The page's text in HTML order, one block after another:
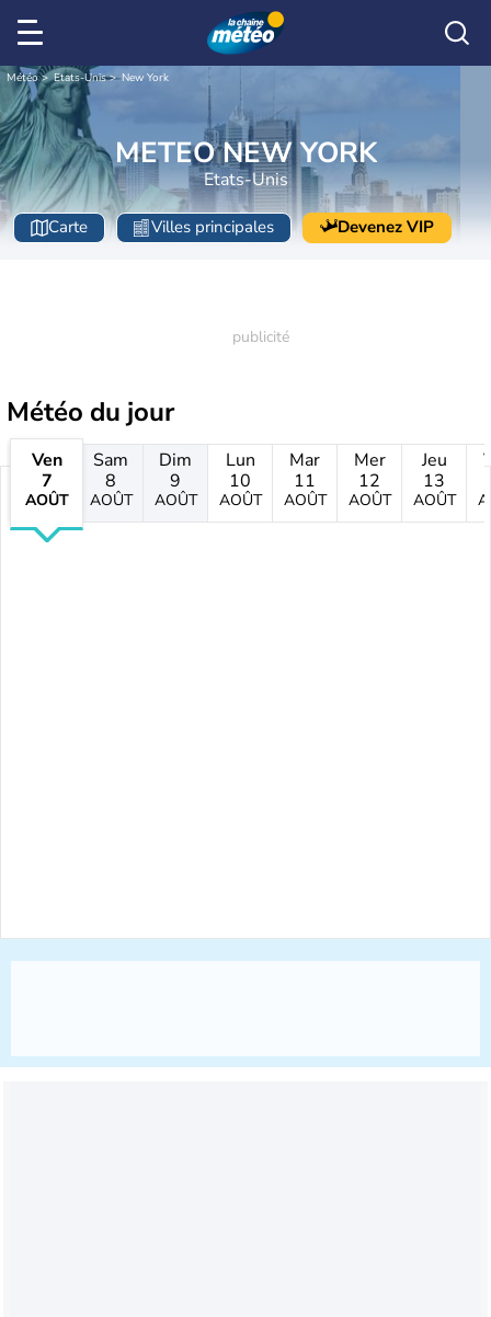
Météo Etats-Unis New York
METEO NEW YORK
Etats-Unis
Carte Villes principales Devenez VIP
Météo du jour
Ven
7
AOÛT
Sam
8
AOÛT
Dim
9
AOÛT
Lun
10
AOÛT
Mar
11
AOÛT
Mer
12
AOÛT
Jeu
13
AOÛT